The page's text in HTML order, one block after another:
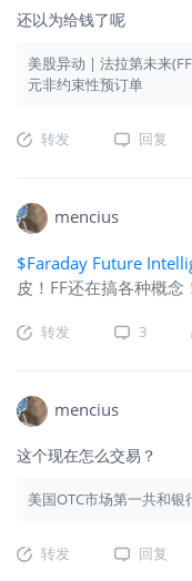
还以为给钱了呢
美股异动 | 法拉第未来
元非约束性预订单
转发 回复
mencius
$Faraday Future
皮！FF还在搞各种概念
转发 3
mencius
这个现在怎么交易？
美国OTC市场第一共和
转发 回复